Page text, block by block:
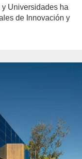
Universidades ha
de Innovación y